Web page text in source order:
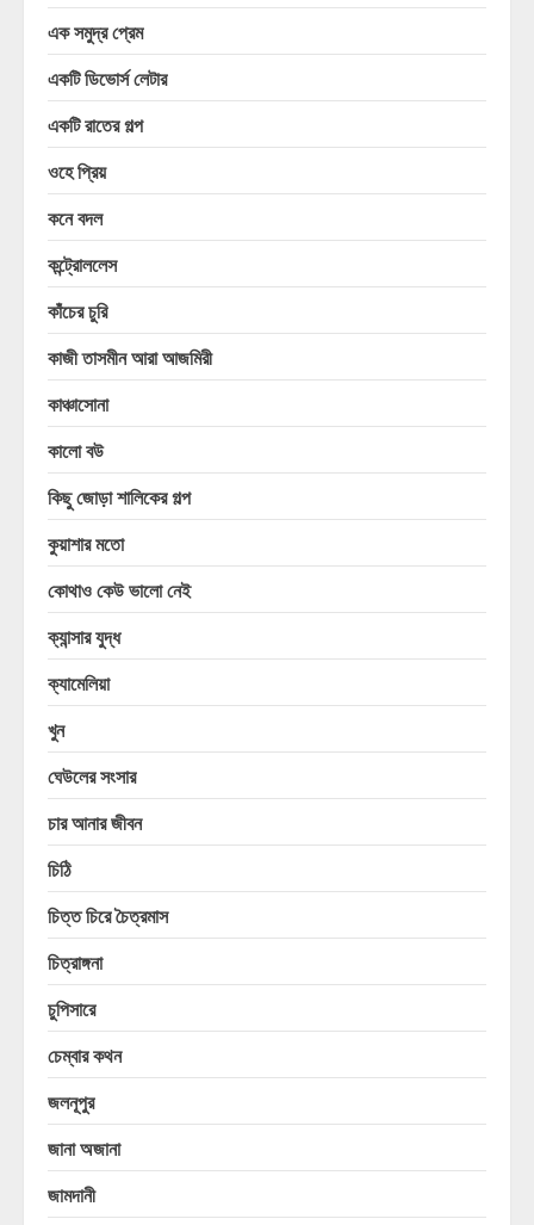
এক সমুদ্র প্রেম
একটি ডিভোর্স লেটার
একটি রাতের গল্প
ওহে প্রিয়
কনে বদল
কন্ট্রোললেস
কাঁচের চুরি
কাজী তাসমীন আরা আজমিরী
কাঞ্চাসোনা
কালো বউ
কিছু জোড়া শালিকের গল্প
কুয়াশার মতো
কোথাও কেউ ভালো নেই
ক্যান্সার যুদ্ধ
ক্যামেলিয়া
খুন
ঘেউলের সংসার
চার আনার জীবন
চিঠি
চিত্ত চিরে চৈত্রমাস
চিত্রাঙ্গনা
চুপিসারে
চেম্বার কথন
জলনূপুর
জানা অজানা
জামদানী